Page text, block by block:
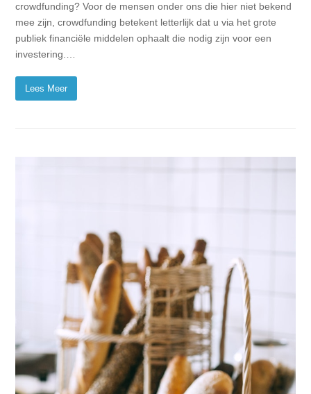
crowdfunding? Voor de mensen onder ons die hier niet bekend
mee zijn, crowdfunding betekent letterlijk dat u via het grote
publiek financiële middelen ophaalt die nodig zijn voor een
investering.…
Lees Meer